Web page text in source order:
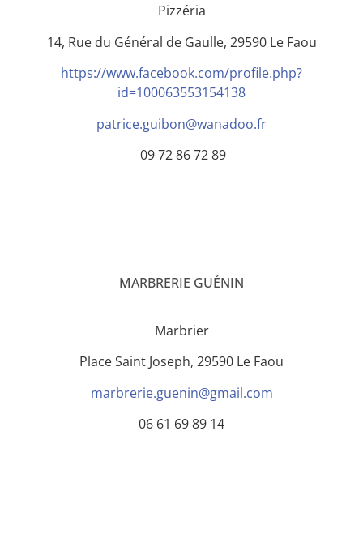
Pizzéria
14, Rue du Général de Gaulle, 29590 Le Faou
https://www.facebook.com/profile.php?
id=100063553154138
patrice.guibon@wanadoo.fr
09 72 86 72 89
MARBRERIE GUÉNIN
Marbrier
Place Saint Joseph, 29590 Le Faou
marbrerie.guenin@gmail.com
06 61 69 89 14